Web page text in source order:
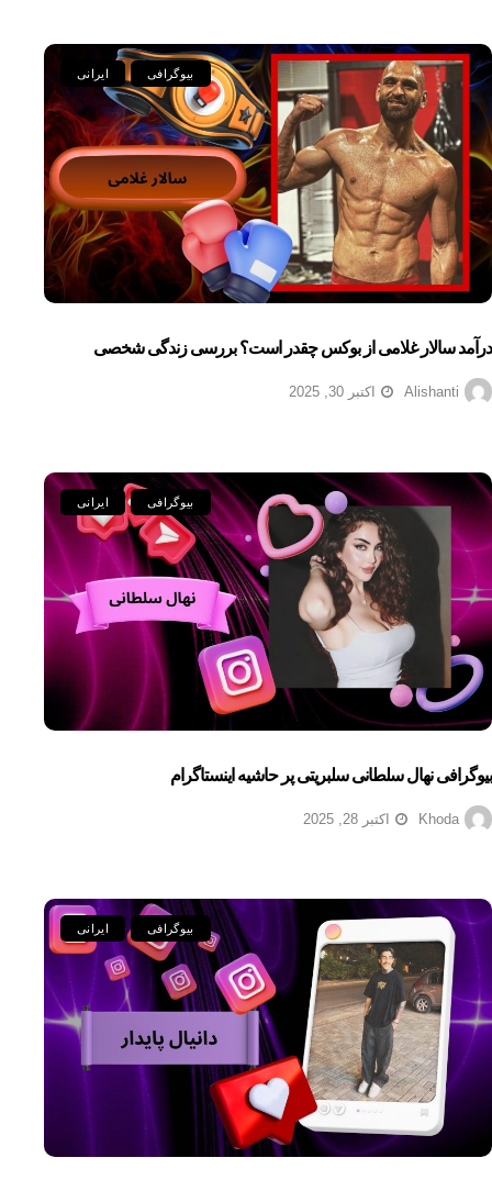
ایرانی بیوگرافی
درآمد سالار غلامی از بوکس چقدر است؟ بررسی زندگی شخصی
Alishanti اکتبر 30, 2025
ایرانی بیوگرافی
بیوگرافی نهال سلطانی سلبریتی پر حاشیه اینستاگرام
Khoda اکتبر 28, 2025
ایرانی بیوگرافی